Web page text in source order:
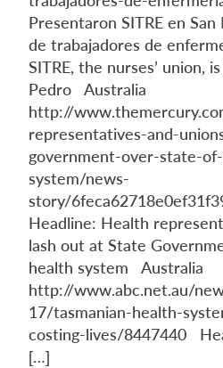
Presentaron SITRE en
de trabajadores de
SITRE, the nurses’ union,
Pedro Australia
http://
representatives-and-
government-over-state-
system/news-
story/
Headline: Health
lash out at State
health system Australia
http://www.abc.net.au/
17/tasmanian-health-
costing-lives/8447440
[…]